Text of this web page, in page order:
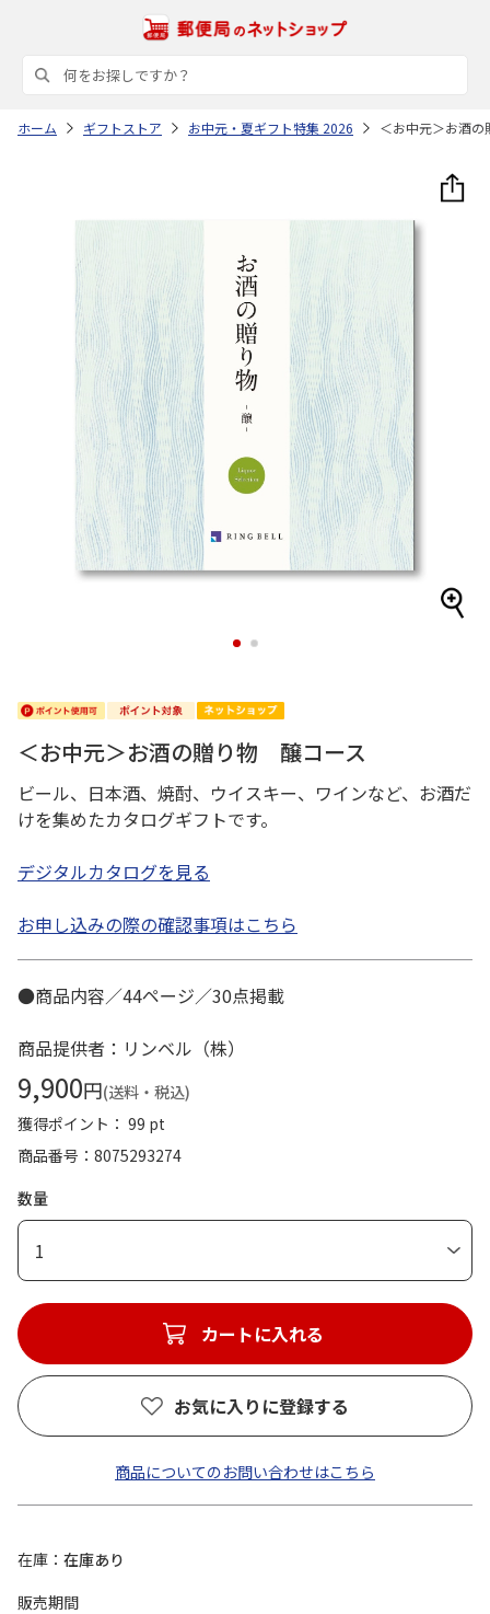
ホーム ギフトストア お中元・夏ギフト特集 2026 ＜お中元＞お酒
1 2
＜お中元＞お酒の贈り物 醸コース
ビール、日本酒、焼酎、ウイスキー、ワインなど、お酒だ
けを集めたカタログギフトです。
デジタルカタログを見る
お申し込みの際の確認事項はこちら
●商品内容／44ページ／30点掲載
商品提供者：リンベル（株）
9,900円(送料・税込)
獲得ポイント： 99 pt
商品番号
8075293274
数量
1
カートに入れる
お気に入りに登録する
商品についてのお問い合わせはこちら
在庫
在庫あり
販売期間